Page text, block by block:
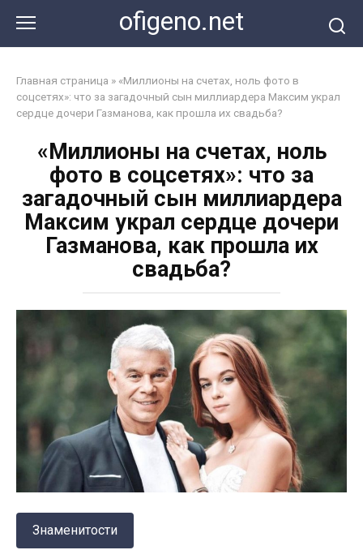
контенту
ofigeno.net
Главная страница » «Миллионы на счетах, ноль фото в
соцсетях»: что за загадочный сын миллиардера Максим украл
сердце дочери Газманова, как прошла их свадьба?
«Миллионы на счетах, ноль
фото в соцсетях»: что за
загадочный сын миллиардера
Максим украл сердце дочери
Газманова, как прошла их
свадьба?
Знаменитости